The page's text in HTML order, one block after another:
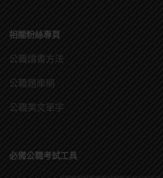
相關粉絲專頁
公職讀書方法
公職題庫網
公職英文單字
必備公職考試工具